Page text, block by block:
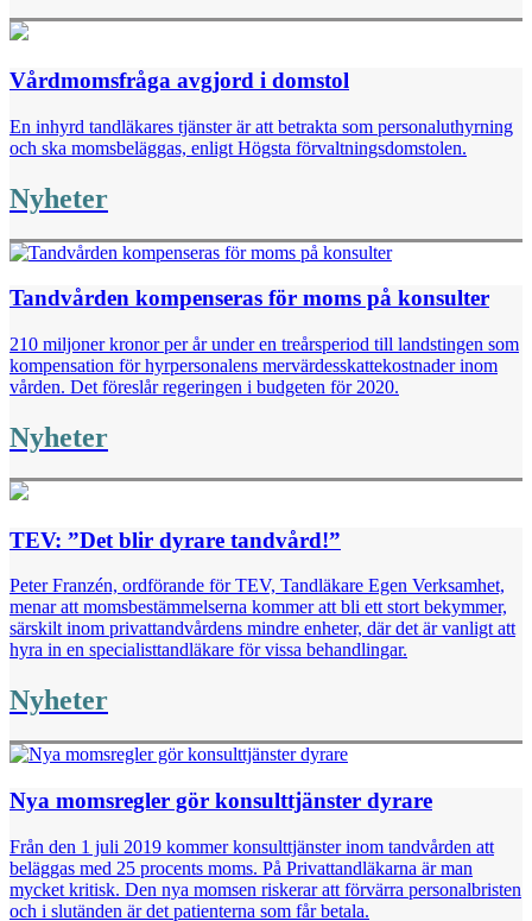
Vårdmomsfråga avgjord i domstol
En inhyrd tandläkares tjänster är att betrakta som personaluthyrning
och ska momsbeläggas, enligt Högsta förvaltningsdomstolen.
Nyheter
Tandvården kompenseras för moms på konsulter
210 miljoner kronor per år under en treårsperiod till landstingen som
kompensation för hyrpersonalens mervärdesskattekostnader inom
vården. Det föreslår regeringen i budgeten för 2020.
Nyheter
TEV: ”Det blir dyrare tandvård!”
Peter Franzén, ordförande för TEV, Tandläkare Egen Verksamhet,
menar att momsbestämmelserna kommer att bli ett stort bekymmer,
särskilt inom privattandvårdens mindre enheter, där det är vanligt att
hyra in en specialisttandläkare för vissa behandlingar.
Nyheter
Nya momsregler gör konsulttjänster dyrare
Från den 1 juli 2019 kommer konsulttjänster inom tandvården att
beläggas med 25 procents moms. På Privattandläkarna är man
mycket kritisk. Den nya momsen riskerar att förvärra personalbristen
och i slutänden är det patienterna som får betala.